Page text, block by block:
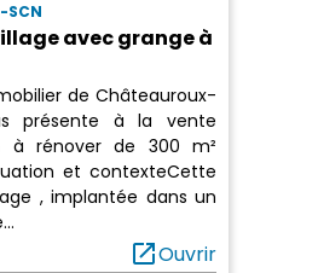
SCN
avec grange à
de Châteauroux-
présente à la vente
à rénover de 300 m²
et contexteCette
, implantée dans un
open_in_newOuvrir